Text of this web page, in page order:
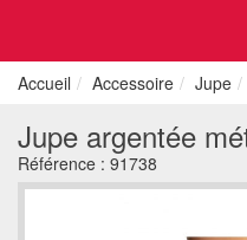
Accueil Accessoire Jupe
Jupe argentée
Référence : 91738